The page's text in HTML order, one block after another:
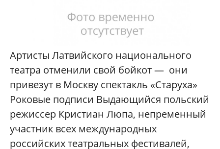
Артисты Латвийского национального
театра отменили свой бойкот — они
привезут в Москву спектакль «Старуха»
Роковые подписи Выдающийся польский
режиссер Кристиан Люпа, непременный
участник всех международных
российских театральных фестивалей,